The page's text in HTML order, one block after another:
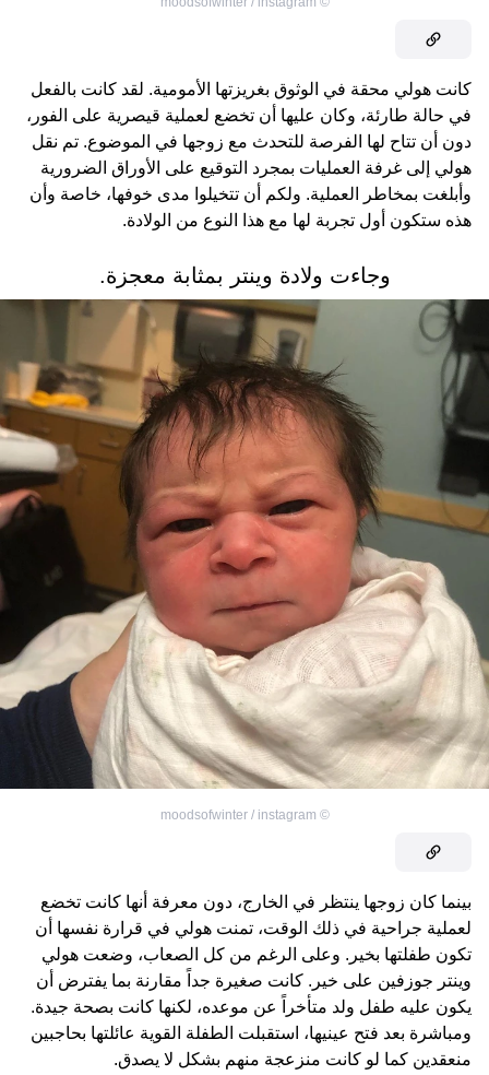
كانت هولي محقة في الوثوق بغريزتها الأمومية. لقد كانت بالفعل
في حالة طارئة، وكان عليها أن تخضع لعملية قيصرية على الفور،
دون أن تتاح لها الفرصة للتحدث مع زوجها في الموضوع. تم نقل
هولي إلى غرفة العمليات بمجرد التوقيع على الأوراق الضرورية
وأبلغت بمخاطر العملية. ولكم أن تتخيلوا مدى خوفها، خاصة وأن
هذه ستكون أول تجربة لها مع هذا النوع من الولادة.
وجاءت ولادة وينتر بمثابة معجزة.
©
moodsofwinter / instagram
بينما كان زوجها ينتظر في الخارج، دون معرفة أنها كانت تخضع
لعملية جراحية في ذلك الوقت، تمنت هولي في قرارة نفسها أن
تكون طفلتها بخير. وعلى الرغم من كل الصعاب، وضعت هولي
وينتر جوزفين على خير. كانت صغيرة جداً مقارنة بما يفترض أن
يكون عليه طفل ولد متأخراً عن موعده، لكنها كانت بصحة جيدة.
ومباشرة بعد فتح عينيها، استقبلت الطفلة القوية عائلتها بحاجبين
منعقدين كما لو كانت منزعجة منهم بشكل لا يصدق.